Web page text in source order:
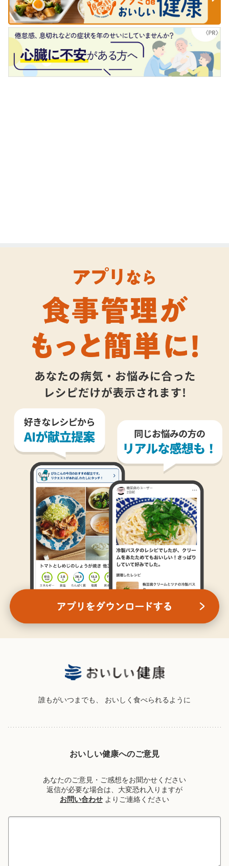
誰もがいつまでも、 おいしく食べられるように
おいしい健康へのご意見
あなたのご意見・ご感想をお聞かせください
返信が必要な場合は、大変恐れ入りますが
お問い合わせ よりご連絡ください